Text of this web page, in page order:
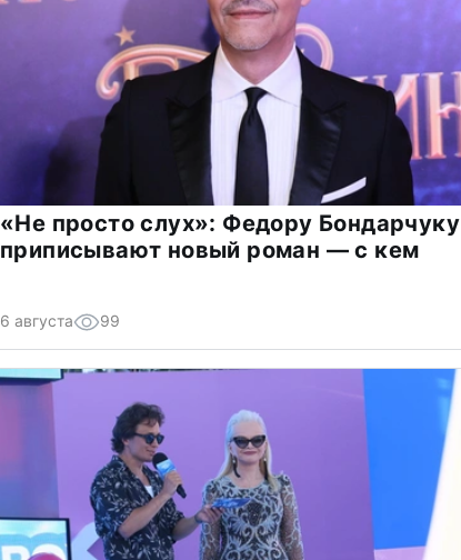
«Не просто слух»: Федору Бондарчуку
приписывают новый роман — с кем
6 августа 99